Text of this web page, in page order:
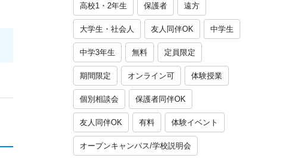
高校1・2年生 保護者 遠方
大学生・社会人 友人同伴OK 中学生
中学3年生 無料 定員限定
期間限定 オンライン可 体験授業
個別相談会 保護者同伴OK
友人同伴OK 有料 体験イベント
オープンキャンパス/学校説明会